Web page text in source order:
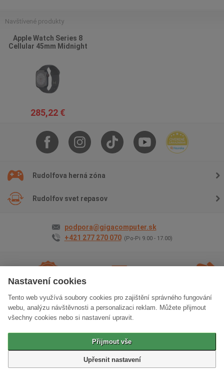
Nastavení cookies
Tento web využívá soubory cookies pro zajištění správného fungování
webu, analýzu návštěvnosti a personalizaci reklam. Můžete přijmout
všechny cookies nebo si nastavení upravit.
Přijmout vše
Upřesnit nastavení
Navštívené produkty
Apple Watch Series 8
Cellular 45mm Midnight
285,22 €
Rudolfova herná zóna
Rudolfov svet repasov
podpora@gigacomputer.sk
+421 277 270 070 (Po-Pi 9.00 - 17.00)
2 roky záruky na
všetko
Doprava zadarmo
Osobný
odber
Klasická verzia stránok
© 2006 - 2026 GIGACOMPUTER a.s.